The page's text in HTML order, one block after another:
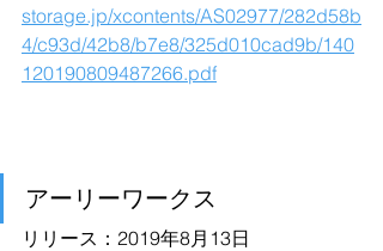
storage.jp/xcontents/AS02977/282d58b
4/c93d/42b8/b7e8/325d010cad9b/140
120190809487266.pdf
アーリーワークス
リリース：2019年8月13日